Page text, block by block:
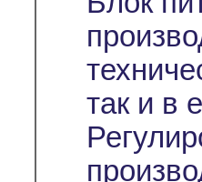
так и в